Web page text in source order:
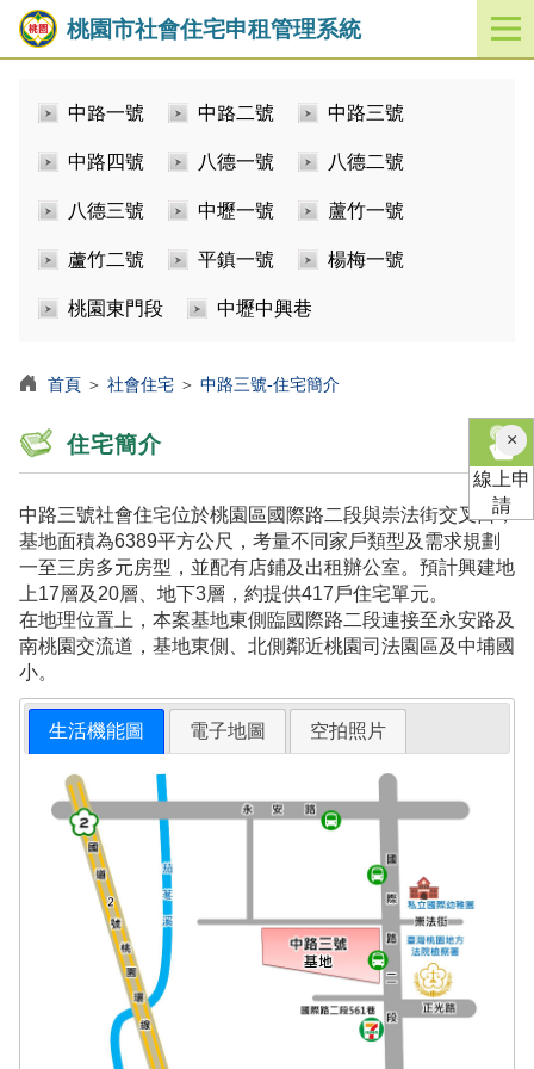
桃園市社會住宅申租管理系統
開
啟
中路一號 中路二號 中路三號
中路四號 八德一號 八德二號
八德三號 中壢一號 蘆竹一號
蘆竹二號 平鎮一號 楊梅一號
桃園東門段 中壢中興巷
首頁 ＞ 社會住宅 ＞ 中路三號-住宅簡介
住宅簡介
中路三號社會住宅位於桃園區國際路二段與崇法街交叉口，
基地面積為6389平方公尺，考量不同家戶類型及需求規劃
一至三房多元房型，並配有店鋪及出租辦公室。預計興建地
上17層及20層、地下3層，約提供417戶住宅單元。
在地理位置上，本案基地東側臨國際路二段連接至永安路及
南桃園交流道，基地東側、北側鄰近桃園司法園區及中埔國
小。
生活機能圖 電子地圖 空拍照片
×關
閉
線上申
請